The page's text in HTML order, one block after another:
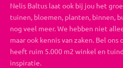
Nelis Baltus laat ook bij jou het
tuinen, bloemen, planten, binnen,
nog veel meer. We hebben niet
maar ook kennis van zaken. Bel ons
heeft ruim 5.000 m2 winkel en
inspiratie.